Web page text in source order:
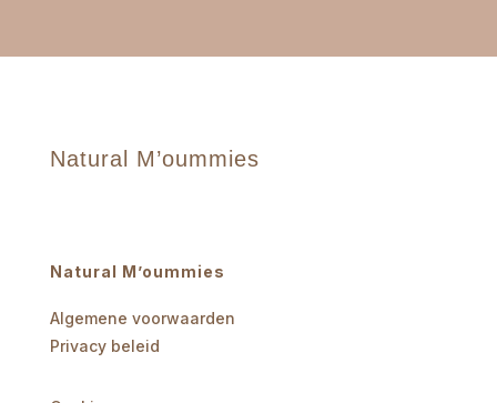
Natural M’oummies
Natural M’oummies
Algemene voorwaarden
Privacy beleid